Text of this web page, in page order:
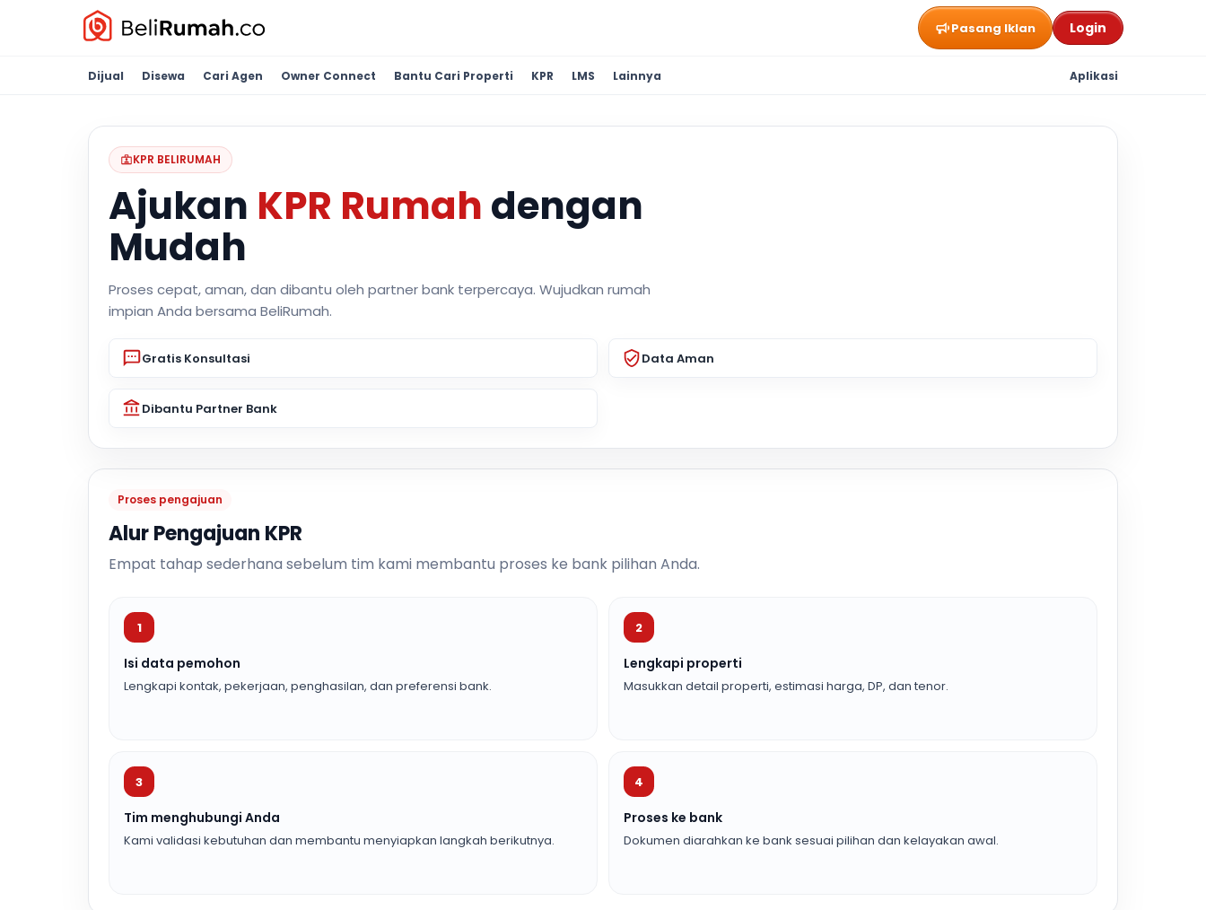
Pasang Iklan Login
Dijual Disewa Cari Agen Owner Connect Bantu Cari Properti KPR LMS Lainnya Aplikasi
KPR BELIRUMAH
Ajukan KPR Rumah dengan
Mudah
Proses cepat, aman, dan dibantu oleh partner bank terpercaya. Wujudkan rumah
impian Anda bersama BeliRumah.
Gratis Konsultasi Data Aman
Dibantu Partner Bank
Proses pengajuan
Alur Pengajuan KPR
Empat tahap sederhana sebelum tim kami membantu proses ke bank pilihan Anda.
1
Isi data pemohon
Lengkapi kontak, pekerjaan, penghasilan, dan preferensi bank.
2
Lengkapi properti
Masukkan detail properti, estimasi harga, DP, dan tenor.
3
Tim menghubungi Anda
Kami validasi kebutuhan dan membantu menyiapkan langkah berikutnya.
4
Proses ke bank
Dokumen diarahkan ke bank sesuai pilihan dan kelayakan awal.